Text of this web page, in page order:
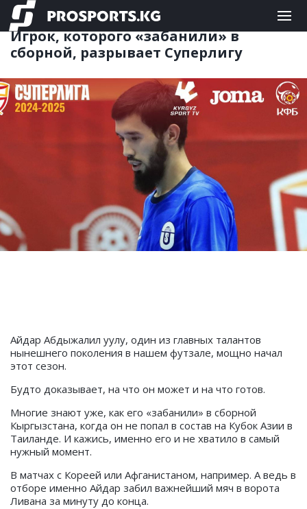
ФУТЗАЛ 11.11.2024 14:17
Игрок, которого «забанили» в
сборной, разрывает Суперлигу
Айдар Абдыжалил уулу, один из главных талантов
нынешнего поколения в нашем футзале, мощно начал
этот сезон.
Будто доказывает, на что он может и на что готов.
Многие знают уже, как его «забанили» в сборной
Кыргызстана, когда он не попал в состав на Кубок Азии в
Таиланде. И кажись, именно его и не хватило в самый
нужный момент.
В матчах с Кореей или Афганистаном, например. А ведь в
отборе именно Айдар забил важнейший мяч в ворота
Ливана за минуту до конца.